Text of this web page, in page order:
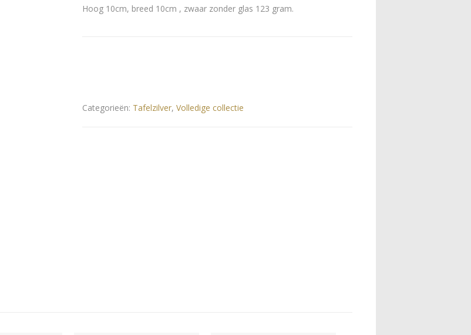
Hoog 10cm, breed 10cm , zwaar zonder glas 123 gram.
Categorieën: Tafelzilver, Volledige collectie